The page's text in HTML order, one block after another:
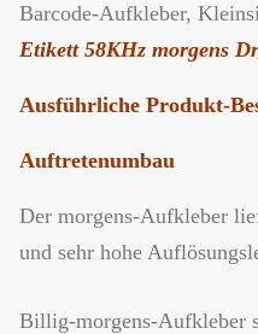
Barcode-Aufkleber,
Etikett 58KHz morgens
Ausführliche Produkt-
Auftretenumbau
Der morgens-Aufkleber
und sehr hohe
Billig-morgens-Aufkleber